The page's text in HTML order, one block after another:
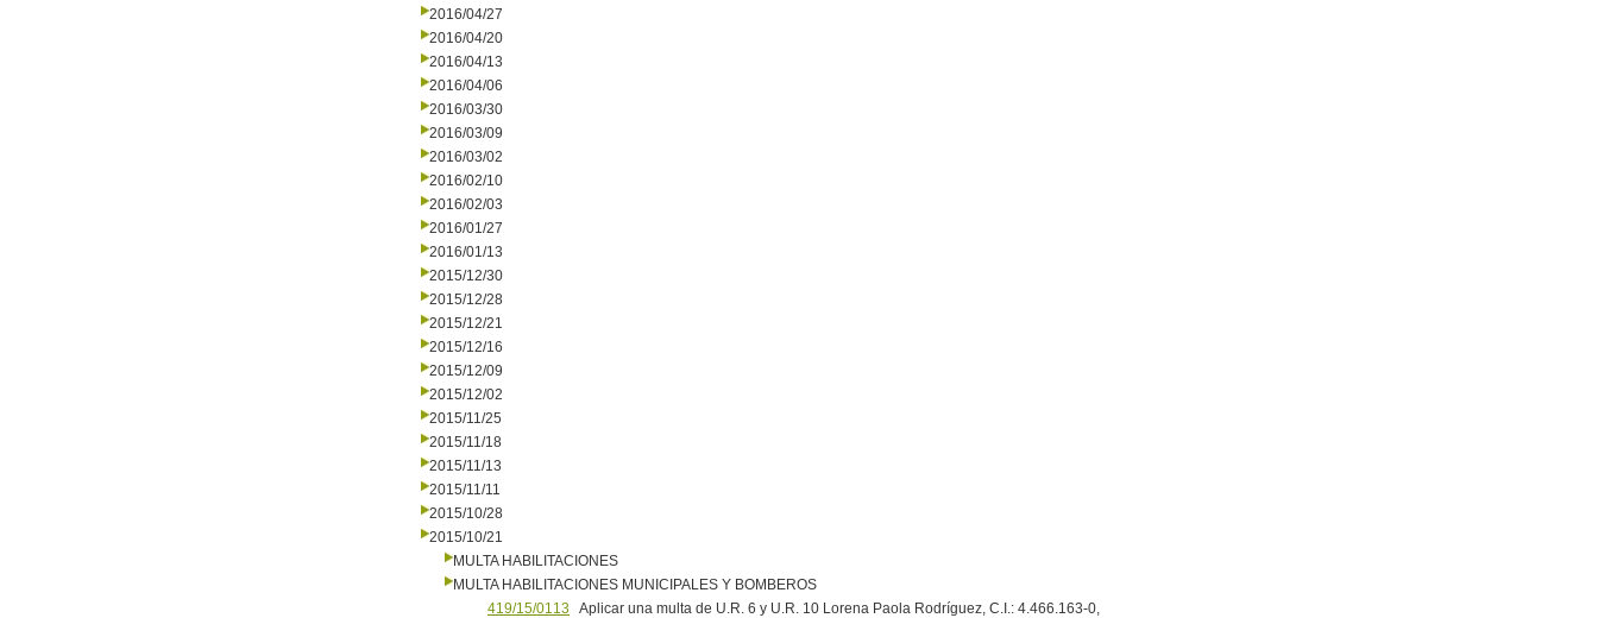
2016/04/27
2016/04/20
2016/04/13
2016/04/06
2016/03/30
2016/03/09
2016/03/02
2016/02/10
2016/02/03
2016/01/27
2016/01/13
2015/12/30
2015/12/28
2015/12/21
2015/12/16
2015/12/09
2015/12/02
2015/11/25
2015/11/18
2015/11/13
2015/11/11
2015/10/28
2015/10/21
MULTA HABILITACIONES
MULTA HABILITACIONES MUNICIPALES Y BOMBEROS
419/15/0113
Aplicar una multa de U.R. 6 y U.R. 10 Lorena Paola Rodríguez, C.I.: 4.466.163-0,